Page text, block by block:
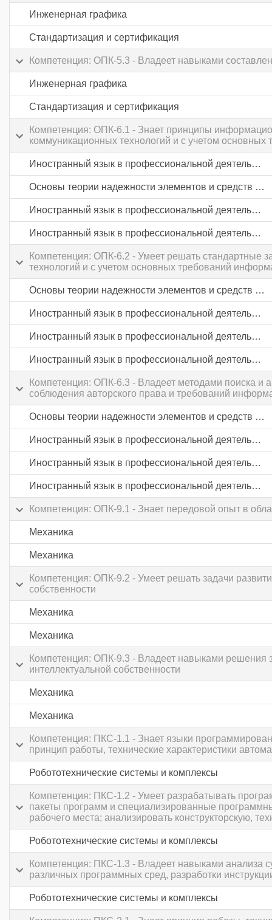
Инженерная графика
Стандартизация и сертификация
Компетенция: ОПК-5.3 - Владеет навыками
Инженерная графика
Стандартизация и сертификация
Компетенция: ОПК-6.1 - Знает принципы
коммуникационных технологий и с учетом
Иностранный язык в профессиональной деятельности
Основы теории надежности элементов и средств автоматики
Иностранный язык в профессиональной деятельности
Иностранный язык в профессиональной деятельности
Компетенция: ОПК-6.2 - Умеет решать стандартные
технологий и с учетом основных требований
Основы теории надежности элементов и средств автоматики
Иностранный язык в профессиональной деятельности
Иностранный язык в профессиональной деятельности
Иностранный язык в профессиональной деятельности
Компетенция: ОПК-6.3 - Владеет методами поиска и
соблюдения авторского права и требований
Основы теории надежности элементов и средств автоматики
Иностранный язык в профессиональной деятельности
Иностранный язык в профессиональной деятельности
Иностранный язык в профессиональной деятельности
Компетенция: ОПК-9.1 - Знает передовой опыт в
Механика
Механика
Компетенция: ОПК-9.2 - Умеет решать задачи
собственности
Механика
Механика
Компетенция: ОПК-9.3 - Владеет навыками решения
интеллектуальной собственности
Механика
Механика
Компетенция: ПКС-1.1 - Знает языки
принцип работы, технические характеристики
Робототехнические системы и комплексы
Компетенция: ПКС-1.2 - Умеет разрабатывать
пакеты программ и специализированные
рабочего места; анализировать конструкторскую,
Робототехнические системы и комплексы
Компетенция: ПКС-1.3 - Владеет навыками анализа
различных программных сред, разработки
Робототехнические системы и комплексы